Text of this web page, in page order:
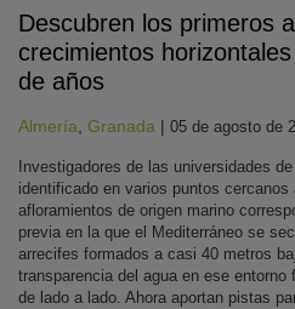
Descubren los primeros
crecimientos
de años
Almería Granada | 05 de agosto de
Investigadores de las universidades
identificado en varios puntos
afloramientos de origen marino
previa en la que el Mediterráneo se
arrecifes formados a casi 40 metros
transparencia del agua en ese
de lado a lado. Ahora aportan pistas